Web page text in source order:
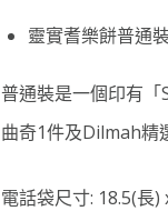
靈實耆樂餅普通
普通裝是一個印有
曲奇1件及Dilmah精
電話袋尺寸: 18.5(長)